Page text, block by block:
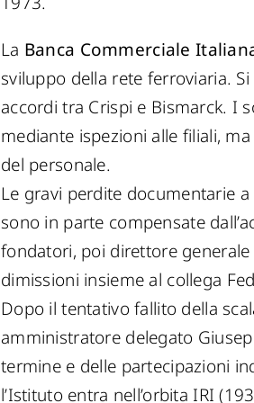
La Banca Commerciale
sviluppo della rete ferroviaria.
accordi tra Crispi e Bismarck. I
mediante ispezioni alle filiali,
del personale.
Le gravi perdite documentarie
sono in parte compensate
fondatori, poi direttore
dimissioni insieme al collega
Dopo il tentativo fallito della
amministratore delegato
termine e delle partecipazioni
l’Istituto entra nell’orbita IRI